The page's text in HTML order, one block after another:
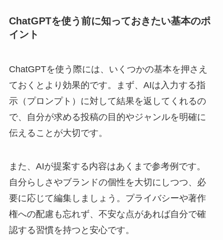
ChatGPTを使う前に知っておきたい基本のポ
イント
ChatGPTを使う際には、いくつかの基本を押さえ
ておくとより効果的です。まず、AIは入力する指
示（プロンプト）に対して結果を返してくれるの
で、自分が求める投稿の目的やジャンルを明確に
伝えることが大切です。
また、AIが提案する内容はあくまで参考例です。
自分らしさやブランドの個性を大切にしつつ、必
要に応じて編集しましょう。プライバシーや著作
権への配慮も忘れず、不安な点があれば自分で確
認する習慣を持つと安心です。